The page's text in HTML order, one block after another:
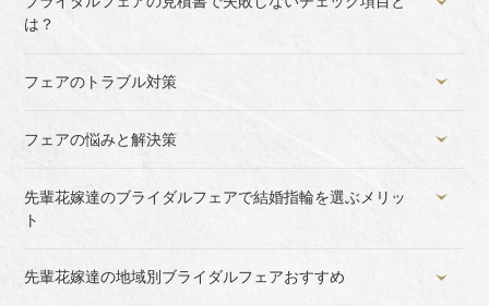
は？
フェアのトラブル対策
フェアの悩みと解決策
先輩花嫁達のブライダルフェアで結婚指輪を選ぶメリッ
ト
先輩花嫁達の地域別ブライダルフェアおすすめ